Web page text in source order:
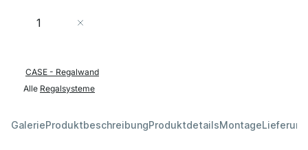
Menge
CASE - Regalwand
Alle Regalsysteme
GalerieProduktbeschreibungProduktdetailsMontage